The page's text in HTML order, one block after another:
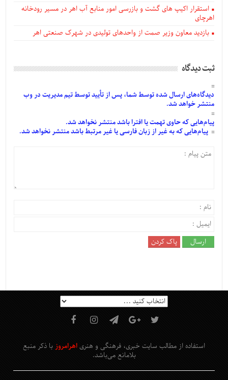
استقرار اکیپ های گشت و بازرسی امور منابع آب اهر در مسیر رودخانه
اهرچای
بازدید معاون وزیر صمت از واحدهای تولیدی در شهرک صنعتی اهر
ثبت دیدگاه
دیدگاه‌هایارسالشدهتوسط شما، پس ازتأییدتوسط تیم مدیریت در وب
منتشر خواهد شد.
پیام‌هاییکه حاوی تهمت یا افترا باشد منتشر نخواهد شد.
پیام‌هاییکه به غیر از زبان فارسی یا غیر مرتبط باشد منتشر نخواهد شد.
استفاده از مطالب سایت خبری، فرهنگی و هنری اهرامروز با ذکر منبع
بلامانع می‌باشد.